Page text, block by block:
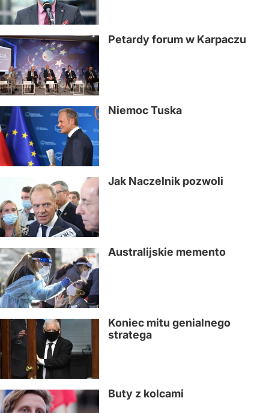
Petardy forum w Karpaczu
Niemoc Tuska
Jak Naczelnik pozwoli
Australijskie memento
Koniec mitu genialnego
stratega
Buty z kolcami